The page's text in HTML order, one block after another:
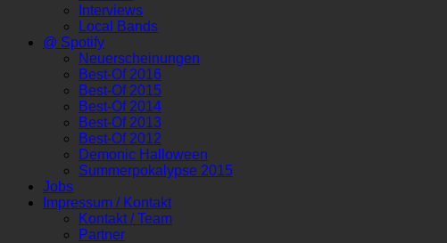
Interviews
Local Bands
@ Spotify
Neuerscheinungen
Best-Of 2016
Best-Of 2015
Best-Of 2014
Best-Of 2013
Best-Of 2012
Demonic Halloween
Summerpokalypse 2015
Jobs
Impressum / Kontakt
Kontakt / Team
Partner